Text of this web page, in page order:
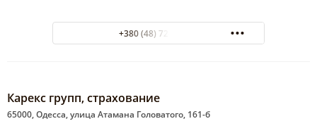
+380 (48) 728-27-91
Карекс групп, страхование
65000, Одесса, улица Атамана Головатого, 161-б